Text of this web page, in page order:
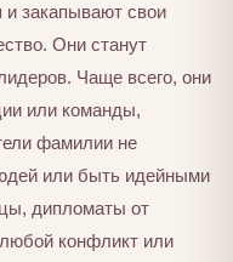
закапывают свои
Они станут
Чаще всего, они
или команды,
фамилии не
или быть идейными
дипломаты от
конфликт или